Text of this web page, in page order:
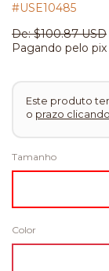
#USE10485
De:$100.87 USD
Pagando pelo pix
Este produto
o prazo
Tamanho
Color